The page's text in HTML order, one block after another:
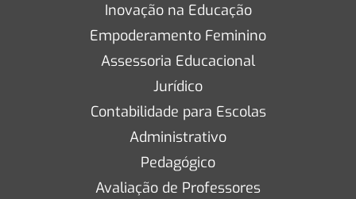
Inovação na Educação
Empoderamento Feminino
Assessoria Educacional
Jurídico
Contabilidade para Escolas
Administrativo
Pedagógico
Avaliação de Professores